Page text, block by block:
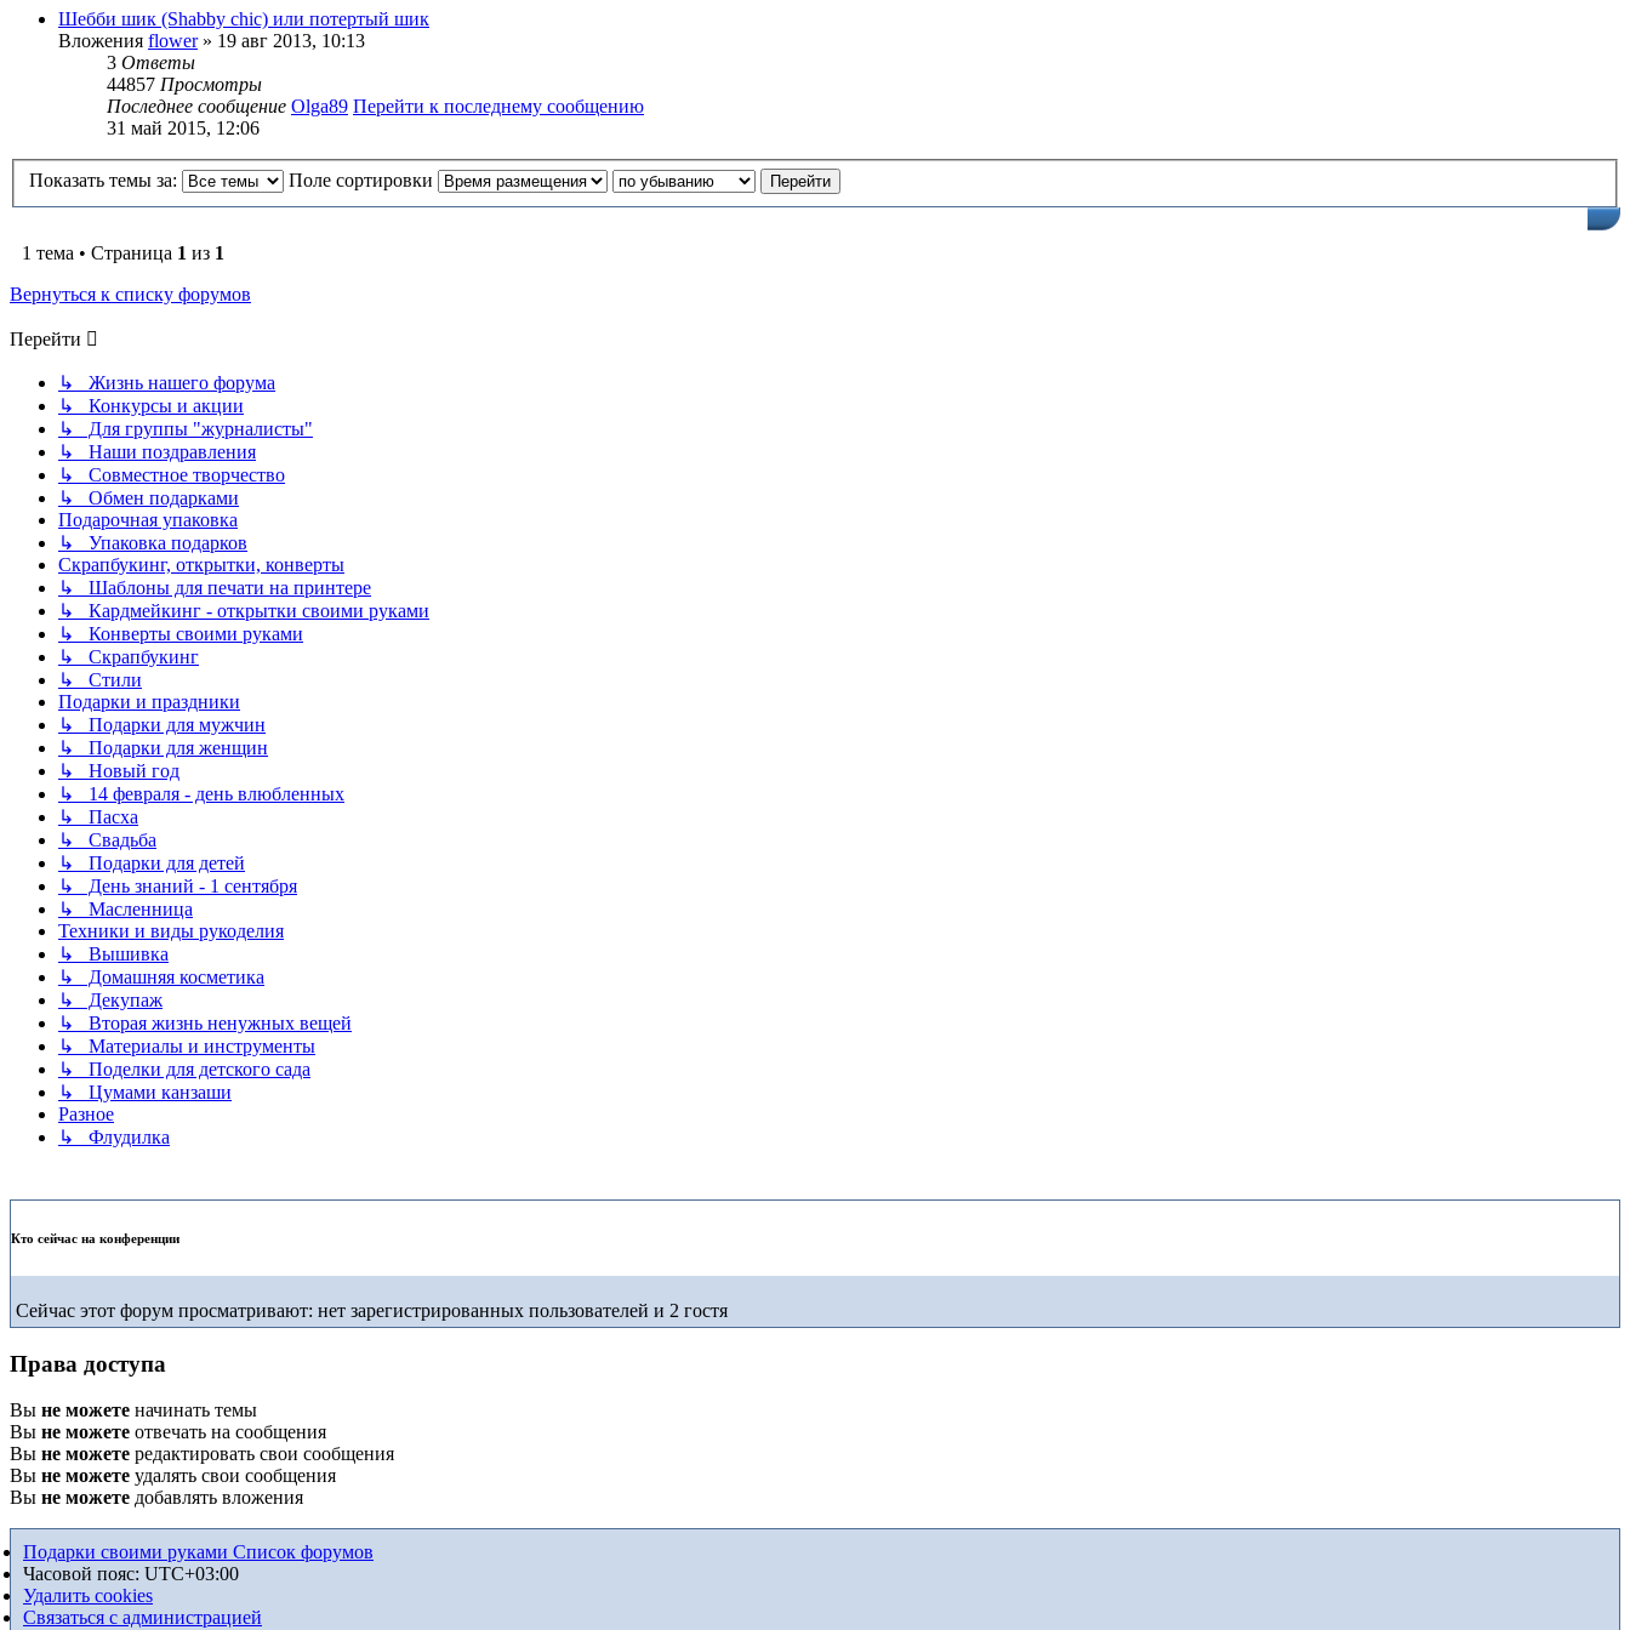
Шебби шик (Shabby chic) или потертый шик
Вложения flower» 19 авг 2013, 10:13
3 Ответы
44857 Просмотры
Последнее сообщение Olga89 Перейти к последнему сообщению
31 май 2015, 12:06
Показать темы за: Поле сортировки
1 тема • Страница 1 из 1
Вернуться к списку форумов
Перейти
↳ Жизнь нашего форума
↳ Конкурсы и акции
↳ Для группы "журналисты"
↳ Наши поздравления
↳ Совместное творчество
↳ Обмен подарками
Подарочная упаковка
↳ Упаковка подарков
Скрапбукинг, открытки, конверты
↳ Шаблоны для печати на принтере
↳ Кардмейкинг - открытки своими руками
↳ Конверты своими руками
↳ Скрапбукинг
↳ Стили
Подарки и праздники
↳ Подарки для мужчин
↳ Подарки для женщин
↳ Новый год
↳ 14 февраля - день влюбленных
↳ Пасха
↳ Свадьба
↳ Подарки для детей
↳ День знаний - 1 сентября
↳ Масленница
Техники и виды рукоделия
↳ Вышивка
↳ Домашняя косметика
↳ Декупаж
↳ Вторая жизнь ненужных вещей
↳ Материалы и инструменты
↳ Поделки для детского сада
↳ Цумами канзаши
Разное
↳ Флудилка
Кто сейчас на конференции
Сейчас этот форум просматривают: нет зарегистрированных пользователей и 2 гостя
Права доступа
Вы не можете начинать темы
Вы не можете отвечать на сообщения
Вы не можете редактировать свои сообщения
Вы не можете удалять свои сообщения
Вы не можете добавлять вложения
Подарки своими руками Список форумов
Часовой пояс: UTC+03:00
Удалить cookies
Связаться с администрацией